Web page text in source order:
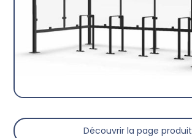
Découvrir la page produit